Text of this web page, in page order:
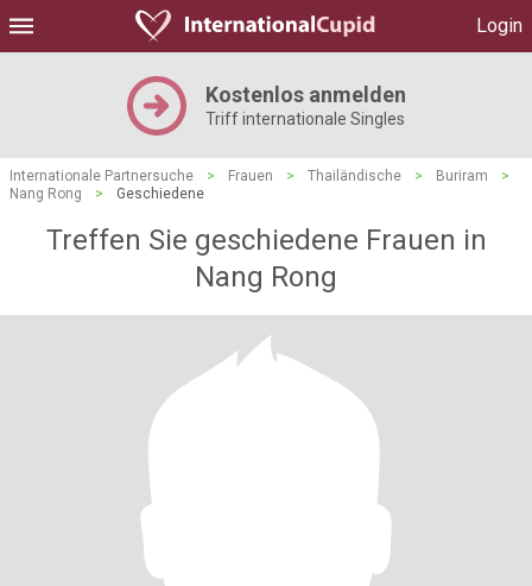
Login
Kostenlos anmelden
Triff internationale Singles
Internationale Partnersuche > Frauen > Thailändische > Buriram
>
Nang Rong
> Geschiedene
Treffen Sie geschiedene Frauen in
Nang Rong